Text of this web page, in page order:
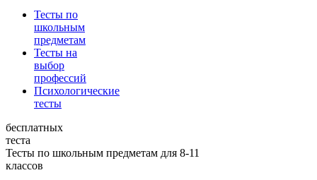
Тесты по
школьным
предметам
Тесты на
выбор
профессий
Психологические
тесты
бесплатных
теста
Тесты по школьным предметам для 8-11
классов